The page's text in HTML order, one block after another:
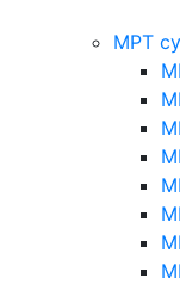
МРТ